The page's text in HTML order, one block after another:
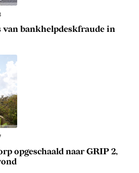
bankhelpdeskfraude in
opgeschaald naar GRIP 2,